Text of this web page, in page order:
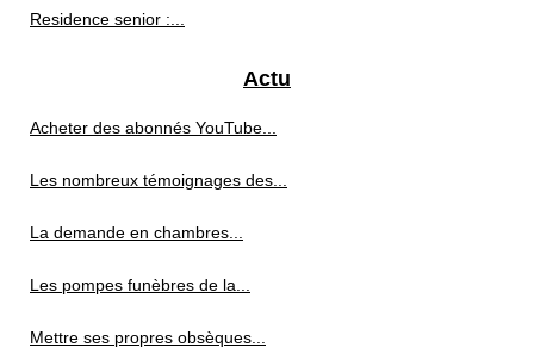
Residence senior :...
Actu
Acheter des abonnés YouTube...
Les nombreux témoignages des...
La demande en chambres...
Les pompes funèbres de la...
Mettre ses propres obsèques...